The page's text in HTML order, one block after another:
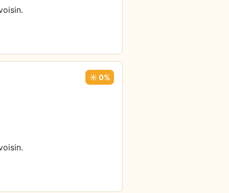
☀️ 0%